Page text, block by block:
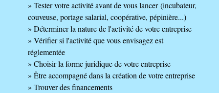
Tester votre activité avant de vous lancer (incubateur,
couveuse, portage salarial, coopérative, pépinière...)
Déterminer la nature de l'activité de votre entreprise
Vérifier si l'activité que vous envisagez est
réglementée
Choisir la forme juridique de votre entreprise
Être accompagné dans la création de votre entreprise
Trouver des financements